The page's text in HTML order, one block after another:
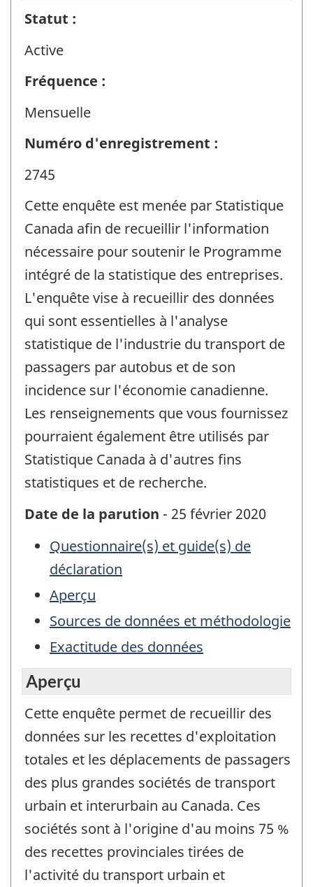
Statut :
Active
Fréquence :
Mensuelle
Numéro d'enregistrement :
2745
Cette enquête est menée par Statistique
Canada afin de recueillir l'information
nécessaire pour soutenir le Programme
intégré de la statistique des entreprises.
L'enquête vise à recueillir des données
qui sont essentielles à l'analyse
statistique de l'industrie du transport de
passagers par autobus et de son
incidence sur l'économie canadienne.
Les renseignements que vous fournissez
pourraient également être utilisés par
Statistique Canada à d'autres fins
statistiques et de recherche.
Date de la parution - 25 février 2020
Questionnaire(s) et guide(s) de
déclaration
Aperçu
Sources de données et méthodologie
Exactitude des données
Aperçu
Cette enquête permet de recueillir des
données sur les recettes d'exploitation
totales et les déplacements de passagers
des plus grandes sociétés de transport
urbain et interurbain au Canada. Ces
sociétés sont à l'origine d'au moins 75 %
des recettes provinciales tirées de
l'activité du transport urbain et